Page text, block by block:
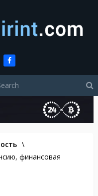
\
финансовая